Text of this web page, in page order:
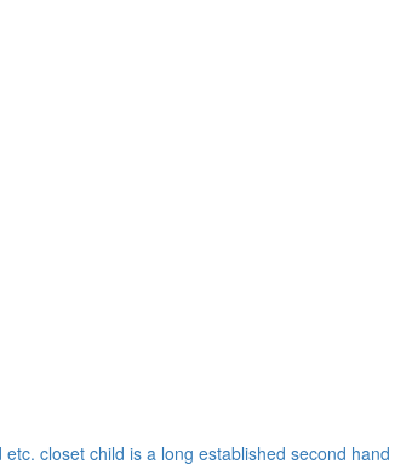
etc. closet child is a long established second hand